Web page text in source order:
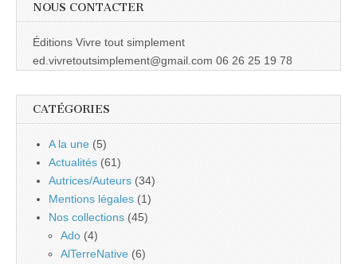
NOUS CONTACTER
Éditions Vivre tout simplement
ed.vivretoutsimplement@gmail.com 06 26 25 19 78
CATÉGORIES
A la une (5)
Actualités (61)
Autrices/Auteurs (34)
Mentions légales (1)
Nos collections (45)
Ado (4)
AlTerreNative (6)